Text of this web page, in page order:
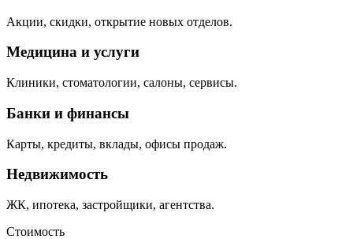
Акции, скидки, открытие новых отделов.
Медицина и услуги
Клиники, стоматологии, салоны, сервисы.
Банки и финансы
Карты, кредиты, вклады, офисы продаж.
Недвижимость
ЖК, ипотека, застройщики, агентства.
Стоимость